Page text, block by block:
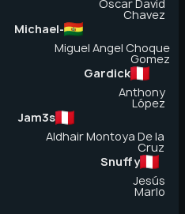
Oscar David
Chavez
Michael-
Miguel Angel Choque
Gomez
Gardick
Anthony
López
Jam3s
Aldhair Montoya De la
Cruz
Snuffy
Jesús
Marlo